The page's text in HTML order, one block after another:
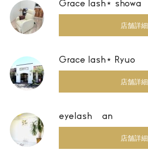
Grace lash⋆ showa
店舗詳細
Grace lash⋆ Ryuo
店舗詳細
eyelash an
店舗詳細